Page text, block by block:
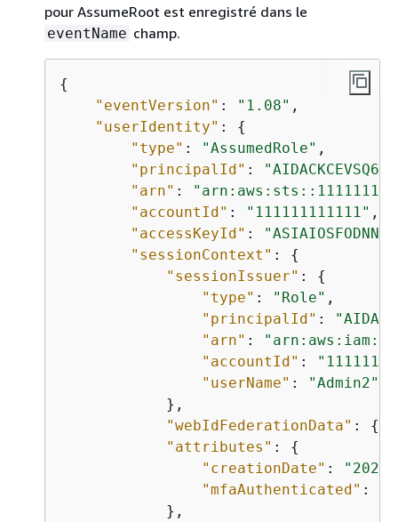
pour AssumeRoot est enregistré dans le
eventName champ.
{
"eventVersion" : "1.08" ,
"userIdentity" : {
"type" : "AssumedRole" ,
"principalId" :
"arn" :
"accountId" : "111111111111" ,
"accessKeyId" :
"sessionContext" : {
"sessionIssuer" : {
"type" : "Role" ,
"principalId" :
"arn" :
"accountId" :
"userName" :
"Admin2"
            },
"webIdFederationData" : {
"attributes" : {
"creationDate" :
"mfaAuthenticated" :
            },